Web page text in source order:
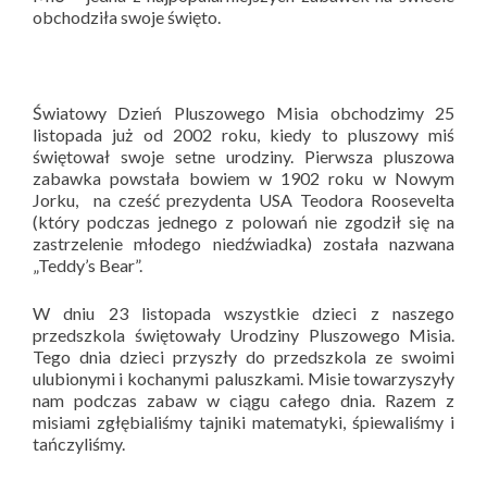
obchodziła swoje święto.
Światowy Dzień Pluszowego Misia obchodzimy 25
listopada już od 2002 roku, kiedy to pluszowy miś
świętował swoje setne urodziny. Pierwsza pluszowa
zabawka powstała bowiem w 1902 roku w Nowym
Jorku, na cześć prezydenta USA Teodora Roosevelta
(który podczas jednego z polowań nie zgodził się na
zastrzelenie młodego niedźwiadka) została nazwana
„Teddy’s Bear”.
W dniu 23 listopada wszystkie dzieci z naszego
przedszkola świętowały Urodziny Pluszowego Misia.
Tego dnia dzieci przyszły do przedszkola ze swoimi
ulubionymi i kochanymi paluszkami. Misie towarzyszyły
nam podczas zabaw w ciągu całego dnia. Razem z
misiami zgłębialiśmy tajniki matematyki, śpiewaliśmy i
tańczyliśmy.